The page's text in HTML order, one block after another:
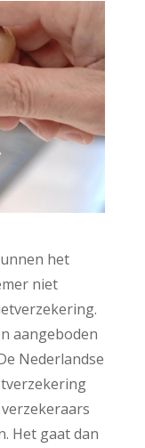
het
niet
aangeboden
Nederlandse
Het gaat dan